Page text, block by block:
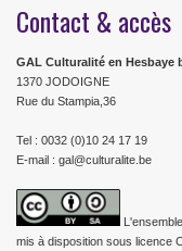
Contact & accès
GAL Culturalité en Hesbaye
1370 JODOIGNE
Rue du Stampia,36
Tel : 0032 (0)10 24 17 19
E-mail : gal@culturalite.be
mis à disposition sous licence